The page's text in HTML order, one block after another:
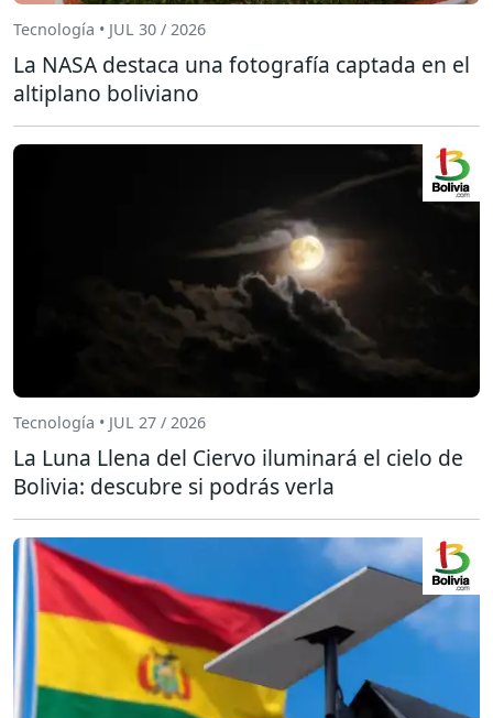
Tecnología • JUL 30 / 2026
La NASA destaca una fotografía captada en el
altiplano boliviano
Tecnología • JUL 27 / 2026
La Luna Llena del Ciervo iluminará el cielo de
Bolivia: descubre si podrás verla